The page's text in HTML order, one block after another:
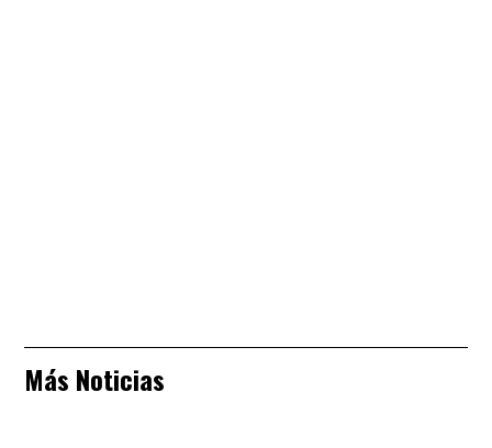
Más Noticias